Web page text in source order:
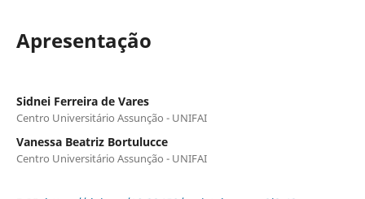
Apresentação
Sidnei Ferreira de Vares
Centro Universitário Assunção - UNIFAI
Vanessa Beatriz Bortulucce
Centro Universitário Assunção - UNIFAI